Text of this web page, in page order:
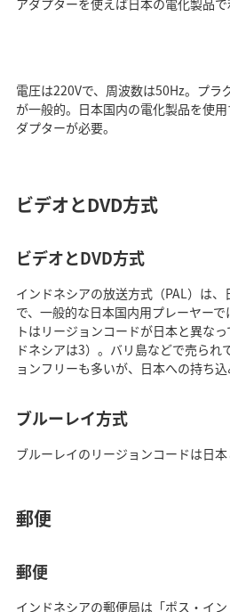
電圧は220Vで、周波数は50Hz。プラ
が一般的。日本国内の電化製品を使
ダプターが必要。
ビデオとDVD方式
ビデオとDVD方式
インドネシアの放送方式（PAL）は、
で、一般的な日本国内用プレーヤー
トはリージョンコードが日本と異な
ドネシアは3）。バリ島などで売られ
ョンフリーも多いが、日本への持ち
ブルーレイ方式
ブルーレイのリージョンコードは日本
郵便
郵便
インドネシアの郵便局は「ポス・イン